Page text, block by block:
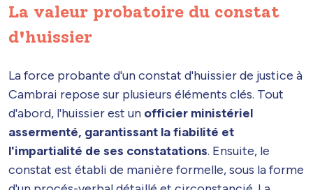
La valeur probatoire du constat
d'huissier
La force probante d'un constat d'huissier de justice à
Cambrai repose sur plusieurs éléments clés. Tout
d'abord, l'huissier est un officier ministériel
assermenté, garantissant la fiabilité et
l'impartialité de ses constatations. Ensuite, le
constat est établi de manière formelle, sous la forme